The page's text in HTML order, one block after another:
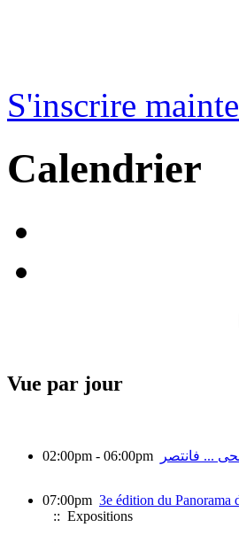
S'inscrire
Calendrier
Vue par jour
02:00pm - 06:00pm
07:00pm 3e édition du Panorama
:: Expositions